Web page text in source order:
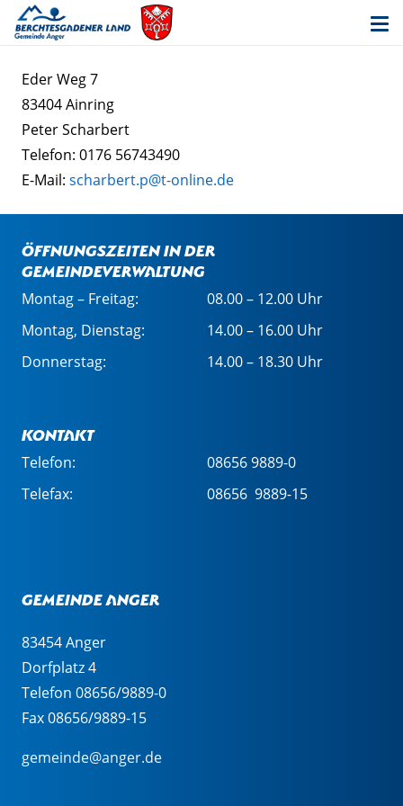
Eder Weg 7
83404 Ainring
Peter Scharbert
Telefon: 0176 56743490
E-Mail: scharbert.p@t-online.de
Öffnungszeiten in der
Gemeindeverwaltung
Montag – Freitag:
08.00 – 12.00 Uhr
Montag, Dienstag:
14.00 – 16.00 Uhr
Donnerstag:
14.00 – 18.30 Uhr
Kontakt
Telefon:
08656 9889-0
Telefax:
08656 9889-15
Gemeinde Anger
83454 Anger
Dorfplatz 4
Telefon 08656/9889-0
Fax 08656/9889-15
gemeinde@anger.de